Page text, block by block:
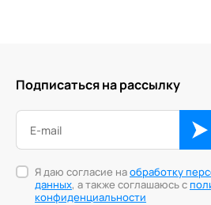
Подписаться на рассылку
Я даю согласие наобработку
данных, а также соглашаюсь с
конфиденциальности